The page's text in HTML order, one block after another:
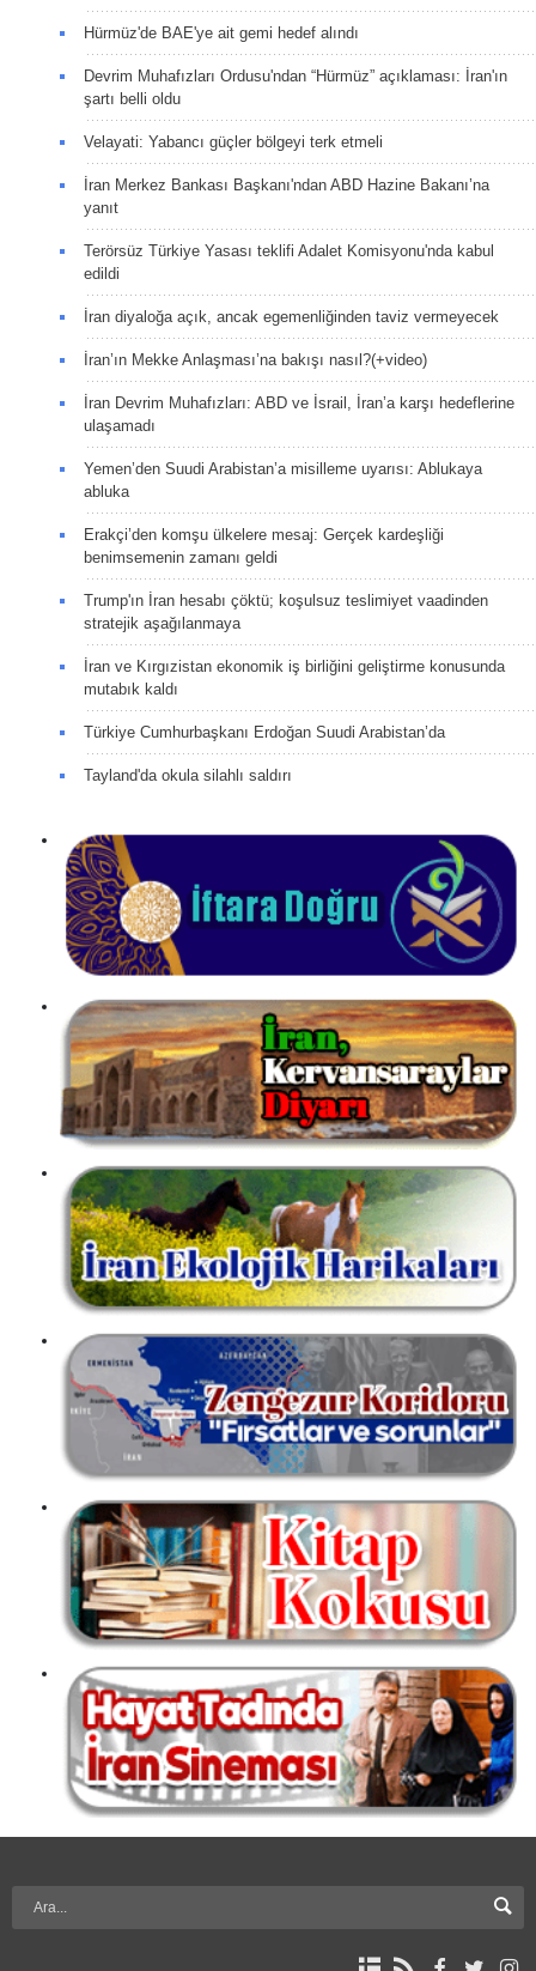
Hürmüz'de BAE'ye ait gemi hedef alındı
Devrim Muhafızları Ordusu'ndan “Hürmüz” açıklaması: İran'ın
şartı belli oldu
Velayati: Yabancı güçler bölgeyi terk etmeli
İran Merkez Bankası Başkanı'ndan ABD Hazine Bakanı’na
yanıt
Terörsüz Türkiye Yasası teklifi Adalet Komisyonu'nda kabul
edildi
İran diyaloğa açık, ancak egemenliğinden taviz vermeyecek
İran’ın Mekke Anlaşması’na bakışı nasıl?(+video)
İran Devrim Muhafızları: ABD ve İsrail, İran’a karşı hedeflerine
ulaşamadı
Yemen’den Suudi Arabistan’a misilleme uyarısı: Ablukaya
abluka
Erakçi’den komşu ülkelere mesaj: Gerçek kardeşliği
benimsemenin zamanı geldi
Trump'ın İran hesabı çöktü; koşulsuz teslimiyet vaadinden
stratejik aşağılanmaya
İran ve Kırgızistan ekonomik iş birliğini geliştirme konusunda
mutabık kaldı
Türkiye Cumhurbaşkanı Erdoğan Suudi Arabistan’da
Tayland'da okula silahlı saldırı